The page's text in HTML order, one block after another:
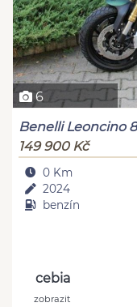
6
Benelli Leoncino
149 900 Kč
0 Km
2024
benzín
cebia
zobrazit